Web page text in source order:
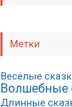
Метки
Весёлые
Волшебные
Длинные